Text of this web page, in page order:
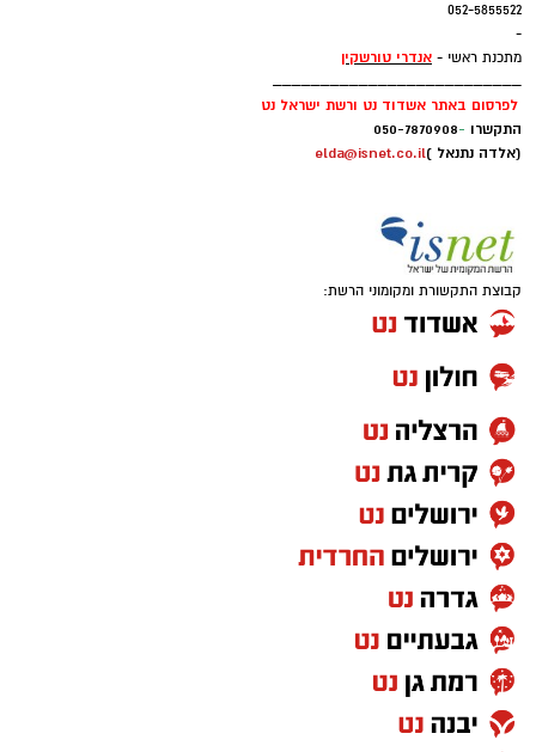
052-5855522
-
מתכנת ראשי - אנדרי טורשקין
__________________________
לפרסום באתר אשדוד נט ורשת ישראל נט
התקשרו -
050-7870908
(אלדה נתנאל )elda@isnet.co.il
קבוצת התקשורת ומקומוני הרשת: